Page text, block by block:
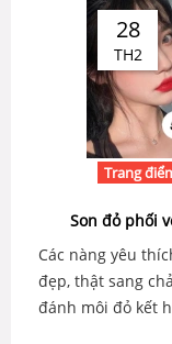
28
TH2
Trang
Son đỏ phối
Các nàng yêu
đẹp, thật sang
đánh môi đỏ kết